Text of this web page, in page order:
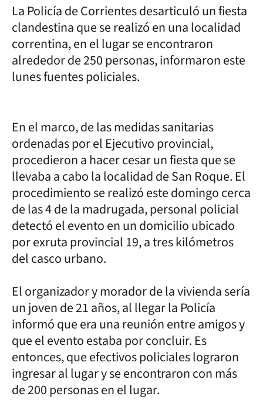
La Policía de Corrientes desarticuló un fiesta
clandestina que se realizó en una localidad
correntina, en el lugar se encontraron
alrededor de 250 personas, informaron este
lunes fuentes policiales.
En el marco, de las medidas sanitarias
ordenadas por el Ejecutivo provincial,
procedieron a hacer cesar un fiesta que se
llevaba a cabo la localidad de San Roque. El
procedimiento se realizó este domingo cerca
de las 4 de la madrugada, personal policial
detectó el evento en un domicilio ubicado
por exruta provincial 19, a tres kilómetros
del casco urbano.
El organizador y morador de la vivienda sería
un joven de 21 años, al llegar la Policía
informó que era una reunión entre amigos y
que el evento estaba por concluir. Es
entonces, que efectivos policiales lograron
ingresar al lugar y se encontraron con más
de 200 personas en el lugar.